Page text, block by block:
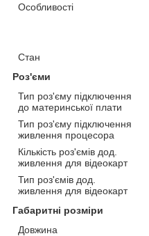
Особливості
Стан
Роз'єми
Тип роз'єму підключення
до материнської плати
Тип роз'єму підключення
живлення процесора
Кількість роз'ємів дод.
живлення для відеокарт
Тип роз'ємів дод.
живлення для відеокарт
Габаритні розміри
Довжина